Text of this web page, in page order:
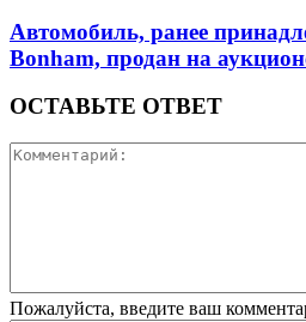
Автомобиль, ранее
Bonham, продан на
ОСТАВЬТЕ ОТВЕТ
Пожалуйста, введите ваш